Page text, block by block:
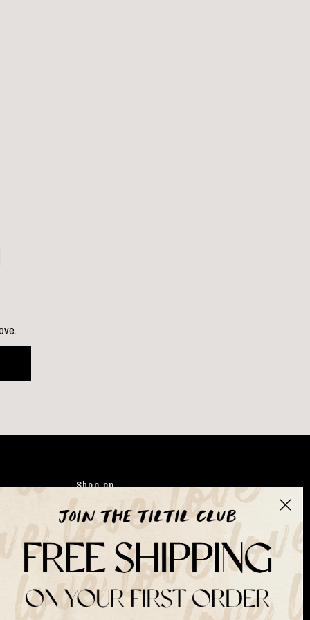
Shop op
Kleding
Japandi
Gifts
Kunstbloemen
Suits & Sets